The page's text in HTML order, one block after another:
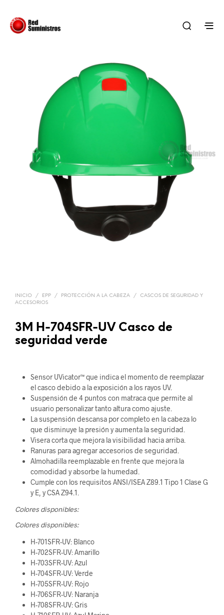
INICIO / EPP / PROTECCIÓN A LA CABEZA /
CASCOS DE SEGURIDAD Y
ACCESORIOS
3M H-704SFR-UV Casco de
seguridad verde
Sensor UVicator™ que indica el momento de reemplazar
el casco debido a la exposición a los rayos UV.
Suspensión de 4 puntos con matraca que permite al
usuario personalizar tanto altura como ajuste.
La suspensión descansa por completo en la cabeza lo
que disminuye la presión y aumenta la seguridad.
Visera corta que mejora la visibilidad hacia arriba.
Ranuras para agregar accesorios de seguridad.
Almohadilla reemplazable en frente que mejora la
comodidad y absorbe la humedad.
Cumple con los requisitos ANSI/ISEA Z89.1 Tipo 1 Clase G
y E, y CSA Z94.1.
Colores disponibles:
Colores disponibles:
H-701SFR-UV: Blanco
H-702SFR-UV: Amarillo
H-703SFR-UV: Azul
H-704SFR-UV: Verde
H-705SFR-UV: Rojo
H-706SFR-UV: Naranja
H-708SFR-UV: Gris